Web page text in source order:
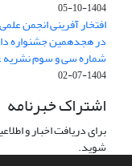
1404-10-05
افتخار آفرینی انجمن
در هجدهمین جشنواره
شماره سی و سوم
1404-07-02
اشتراک خبرنامه
برای دریافت اخبار و
شوید.